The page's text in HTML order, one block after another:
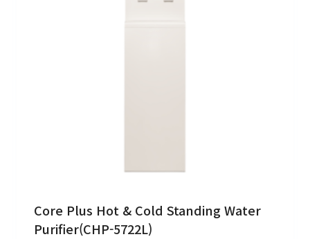
Core Plus Hot & Cold Standing Water
Purifier(CHP-5722L)